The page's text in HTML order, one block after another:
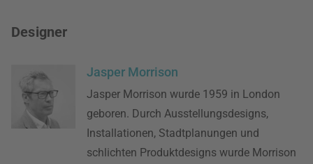
Designer
Jasper Morrison
Jasper Morrison wurde 1959 in London
geboren. Durch Ausstellungsdesigns,
Installationen, Stadtplanungen und
schlichten Produktdesigns wurde Morrison